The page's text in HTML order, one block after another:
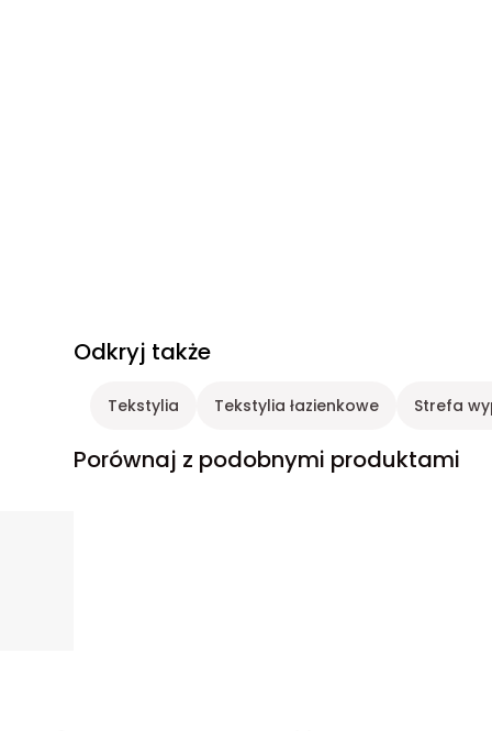
Odkryj także
Tekstylia Tekstylia łazienkowe Strefa
Porównaj z podobnymi produktami